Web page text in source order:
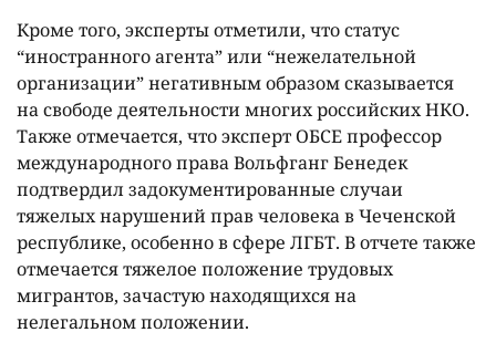
Кроме того, эксперты отметили, что статус
“иностранного агента” или “нежелательной
организации” негативным образом сказывается
на свободе деятельности многих российских НКО.
Также отмечается, что эксперт ОБСЕ профессор
международного права Вольфганг Бенедек
подтвердил задокументированные случаи
тяжелых нарушений прав человека в Чеченской
республике, особенно в сфере ЛГБТ. В отчете также
отмечается тяжелое положение трудовых
мигрантов, зачастую находящихся на
нелегальном положении.